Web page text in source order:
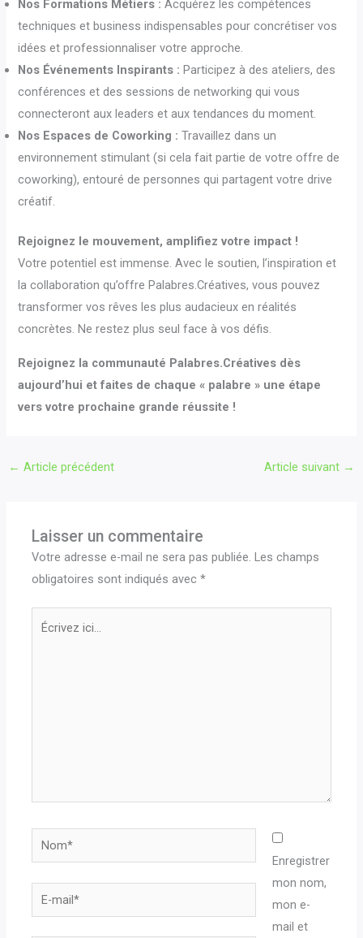
Nos Formations Métiers : Acquérez les compétences
techniques et business indispensables pour concrétiser vos
idées et professionnaliser votre approche.
Nos Événements Inspirants : Participez à des ateliers, des
conférences et des sessions de networking qui vous
connecteront aux leaders et aux tendances du moment.
Nos Espaces de Coworking : Travaillez dans un
environnement stimulant (si cela fait partie de votre offre de
coworking), entouré de personnes qui partagent votre drive
créatif.
Rejoignez le mouvement, amplifiez votre impact !
Votre potentiel est immense. Avec le soutien, l’inspiration et
la collaboration qu’offre Palabres.Créatives, vous pouvez
transformer vos rêves les plus audacieux en réalités
concrètes. Ne restez plus seul face à vos défis.
Rejoignez la communauté Palabres.Créatives dès
aujourd’hui et faites de chaque « palabre » une étape
vers votre prochaine grande réussite !
← Article précédent Article suivant →
Laisser un commentaire
Votre adresse e-mail ne sera pas publiée. Les champs
obligatoires sont indiqués avec*
Écrivez
Nom*
E-
mail*
Enregistrer
mon nom,
mon e-
mail et